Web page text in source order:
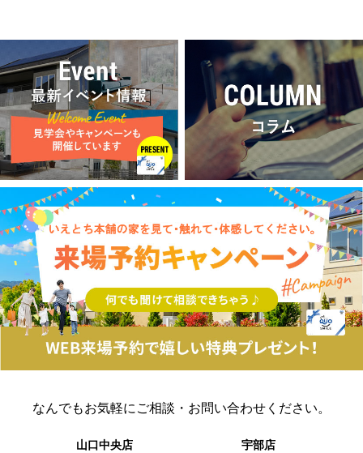
なんでもお気軽にご相談・お問い合わせください。
山口中央店 宇部店